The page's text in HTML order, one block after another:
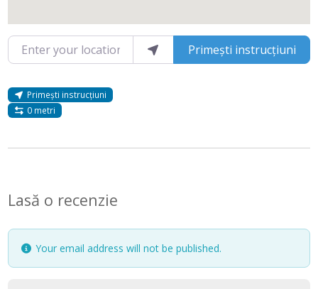
Enter your location
Primești instrucțiuni
Primești instrucțiuni
0 metri
Lasă o recenzie
Your email address will not be published.